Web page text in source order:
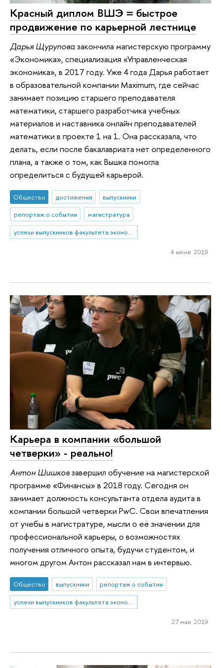
Красный диплом ВШЭ = быстрое
продвижение по карьерной лестнице
Дарья Щуруповазакончила магистерскую программу
«Экономика», специализация «Управленческая
экономика», в 2017 году. Уже 4 года Дарья работает
в образовательной компании Maximum, где сейчас
занимает позицию старшего преподавателя
математики, старшего разработчика учебных
материалов и наставника онлайн преподавателей
математики в проекте 1 на 1. Она рассказала, что
делать, если после бакалавриата нет определенного
плана, а также о том, как Вышка помогла
определиться с будущей карьерой.
Общество достижения
выпускники
репортаж о событии
магистратура
успехи выпускников факультета экономики
4 июня 2019
Карьера в компании «большой
четверки» - реально!
Антон Шишковзавершил обучение на магистерской
программе «Финансы» в 2018 году. Сегодня он
занимает должность консультанта отдела аудита в
компании большой четверки PwC. Свои впечатления
от учебы в магистратуре, мысли о её значении для
профессиональной карьеры, о возможностях
получения отличного опыта, будучи студентом, и
многом другом Антон рассказал нам в интервью.
Общество выпускники
репортаж о событии
успехи выпускников факультета экономики
27 мая 2019